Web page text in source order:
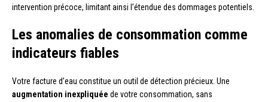
intervention précoce, limitant ainsi l’étendue des dommages potentiels.
Les anomalies de consommation comme
indicateurs fiables
Votre facture d’eau constitue un outil de détection précieux. Une
augmentation inexpliquée de votre consommation, sans